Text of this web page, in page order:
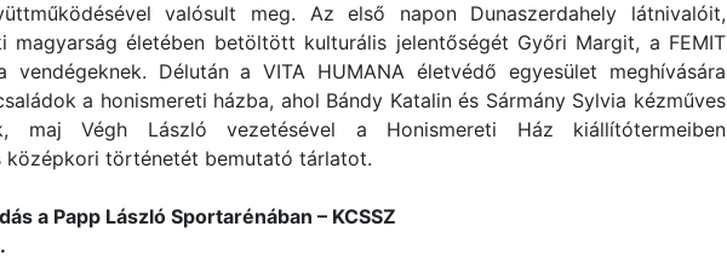
valósult meg. Az első napon Dunaszerdahely látnivalóit,
magyarság életében betöltött kulturális jelentőségét Győri Margit, a FEMIT
Délután a VITA HUMANA életvédő egyesület meghívására
a honismereti házba, ahol Bándy Katalin és Sármány Sylvia kézműves
maj Végh László vezetésével a Honismereti Ház kiállítótermeiben
középkori történetét bemutató tárlatot.
a Papp László Sportarénában – KCSSZ